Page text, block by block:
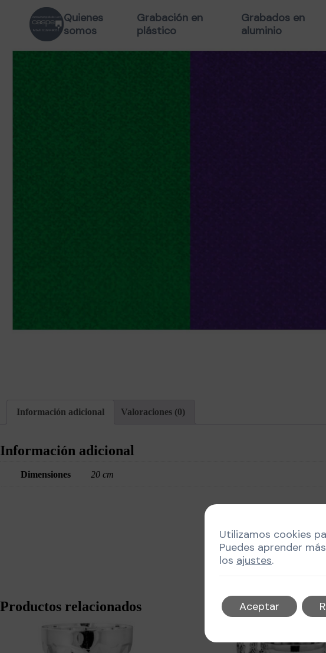
Quienes
somos
Grabación en
plástico
Grabados en
aluminio
Información adicional Valoraciones (0)
Información adicional
Dimensiones 20 cm
Productos relacionados
Utilizamos cookies
Puedes aprender
los ajustes.
Aceptar